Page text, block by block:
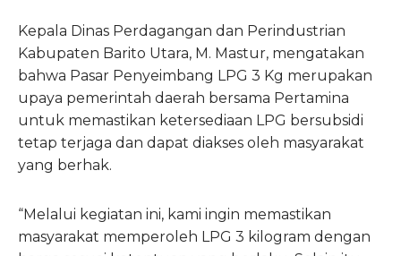
Kepala Dinas Perdagangan dan Perindustrian
Kabupaten Barito Utara, M. Mastur, mengatakan
bahwa Pasar Penyeimbang LPG 3 Kg merupakan
upaya pemerintah daerah bersama Pertamina
untuk memastikan ketersediaan LPG bersubsidi
tetap terjaga dan dapat diakses oleh masyarakat
yang berhak.
“Melalui kegiatan ini, kami ingin memastikan
masyarakat memperoleh LPG 3 kilogram dengan